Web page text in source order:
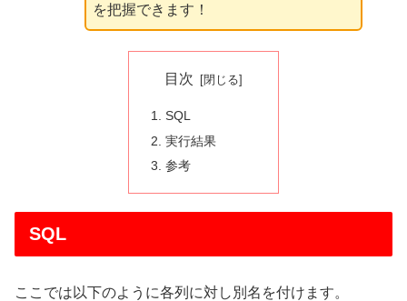
を把握できます！
目次
SQL
実行結果
参考
SQL
ここでは以下のように各列に対し別名を付けます。